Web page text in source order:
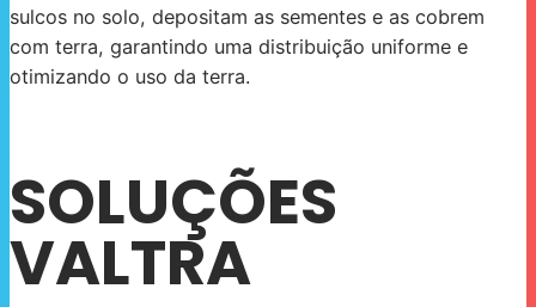
sulcos no solo, depositam as sementes e as cobrem
com terra, garantindo uma distribuição uniforme e
otimizando o uso da terra.
SOLUÇÕES
VALTRA